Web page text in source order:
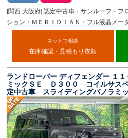
[関西:大阪府] 認定中古車・サンルーフ・フ
ション・ＭＥＲＩＤＩＡＮ・フル液晶メー
ネットで相談
在庫確認・見積もり依頼
ランドローバー ディフェンダー １
ミックＳＥ Ｄ３００ コイルサス
定中古車 スライディングパノラミ
ブラックパック 前席シートヒータ
ＡＷ インタラクティブドライバー
イ ＭＥＲＩＤＩＡＮサウンド